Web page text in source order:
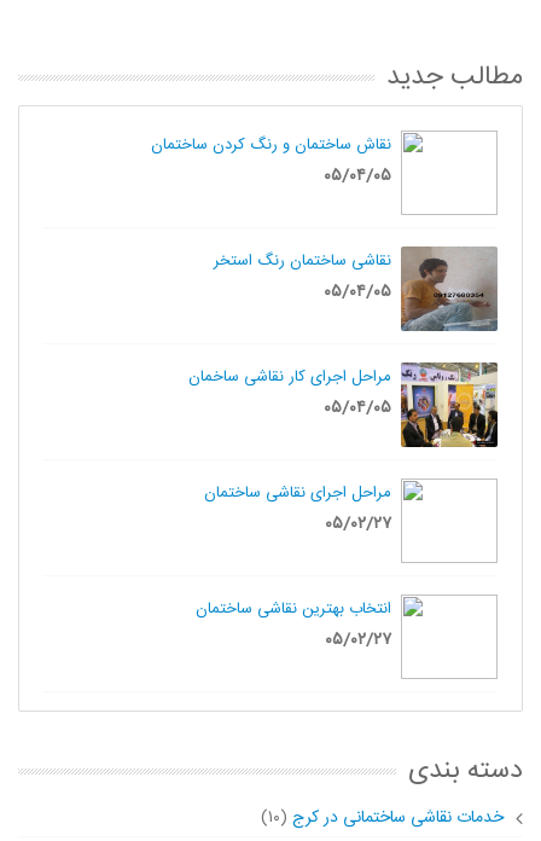
مطالب جدید
نقاش ساختمان و رنگ کردن ساختمان
۰۵/۰۴/۰۵
نقاشی ساختمان رنگ استخر
۰۵/۰۴/۰۵
مراحل اجرای کار نقاشی ساخمان
۰۵/۰۴/۰۵
مراحل اجرای نقاشی ساختمان
۰۵/۰۲/۲۷
انتخاب بهترین نقاشی ساختمان
۰۵/۰۲/۲۷
دسته بندی
خدمات نقاشی ساختمانی در کرج (۱۰)